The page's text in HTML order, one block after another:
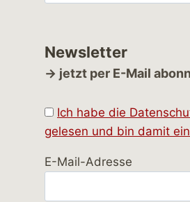
Newsletter
→ jetzt per E-Mail
Ich habe die
gelesen und bin damit
E-Mail-Adresse